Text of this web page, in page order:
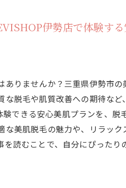
伊勢店で体験す
ありませんか？三重県伊勢市
な脱毛や肌質改善への期待な
験できる安心美肌プランを、
な美肌脱毛の魅力や、リラッ
を読むことで、自分にぴった